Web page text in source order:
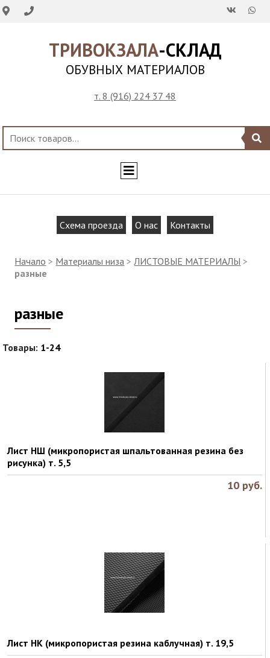
ТРИВОКЗАЛА-СКЛАД
ОБУВНЫХ МАТЕРИАЛОВ
т. 8 (916) 224 37 48
Схема проезда О нас Контакты
Начало > Материалы низа >ЛИСТОВЫЕ МАТЕРИАЛЫ >
разные
разные
Товары: 1-24
Лист НШ (микропористая шпальтованная резина без
рисунка) т. 5,5
10 руб.
Лист НК (микропористая резина каблучная) т. 19,5